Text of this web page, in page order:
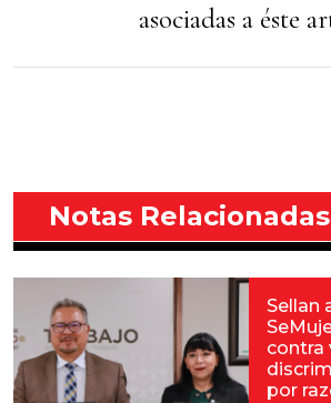
asociadas a éste
Notas Relacionadas
Sellan
contra
por